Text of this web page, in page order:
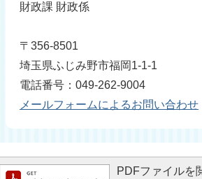
財政課 財政係
〒356-8501
埼玉県ふじみ野市福岡1-1-1
電話番号：049-262-9004
メールフォームによるお問い合わせ
PDFファイルを